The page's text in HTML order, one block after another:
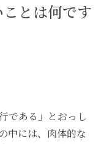
とは何です
である」とおっし
中には、肉体的な